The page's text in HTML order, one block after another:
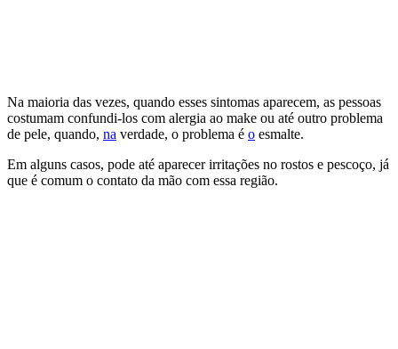
Na maioria das vezes, quando esses sintomas aparecem, as pessoas
costumam confundi-los com alergia ao make ou até outro problema
de pele, quando, na verdade, o problema é o esmalte.
Em alguns casos, pode até aparecer irritações no rostos e pescoço, já
que é comum o contato da mão com essa região.